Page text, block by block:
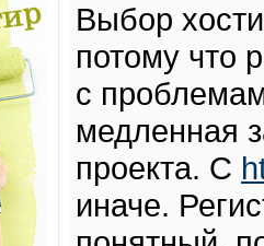
Выбор
потому что
с
медленная
проекта. С
иначе.